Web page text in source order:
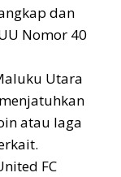
dan
Nomor 40
Utara
atau laga
FC